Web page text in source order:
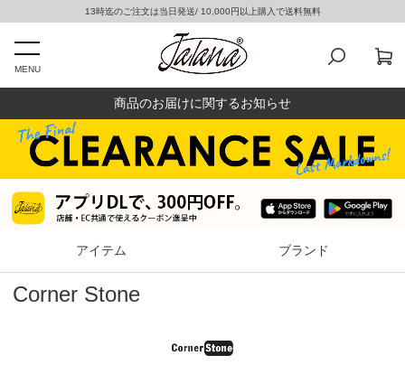
13時迄のご注文は当日発送/ 10,000円以上購入で送料無料
MENU
商品のお届けに関するお知らせ
アイテム ブランド
Corner Stone